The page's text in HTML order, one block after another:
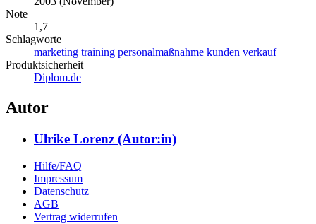
Note
1,7
Schlagworte
marketing training personalmaßnahme kunden verkauf
Produktsicherheit
Diplom.de
Autor
Ulrike Lorenz (Autor:in)
Hilfe/FAQ
Impressum
Datenschutz
AGB
Vertrag widerrufen